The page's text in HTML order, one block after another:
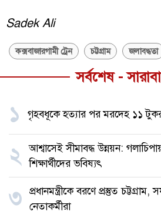
Sadek Ali
কক্সবাজারগামী ট্রেন চট্টগ্রাম জলাবদ্ধতা
সর্বশেষ -
১ গৃহবধূকে হত্যার পর মরদেহ ১১
২ আশ্বাসেই সীমাবদ্ধ উন্নয়ন:
শিক্ষার্থীদের ভবিষ্যৎ
৩ প্রধানমন্ত্রীকে বরণে প্রস্তুত
নেতাকর্মীরা